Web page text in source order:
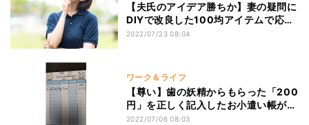
【夫氏のアイデア勝ちか】妻の疑問に
DIYで改良した100均アイテムで応え
る→ツイッター民「これは確かに」
2022/07/23 08:04
ワーク＆ライフ
【尊い】歯の妖精からもらった「200
円」を正しく記入したお小遣い帳が
Twitterに紹介→「妖精もにっこり」
2022/07/06 08:03